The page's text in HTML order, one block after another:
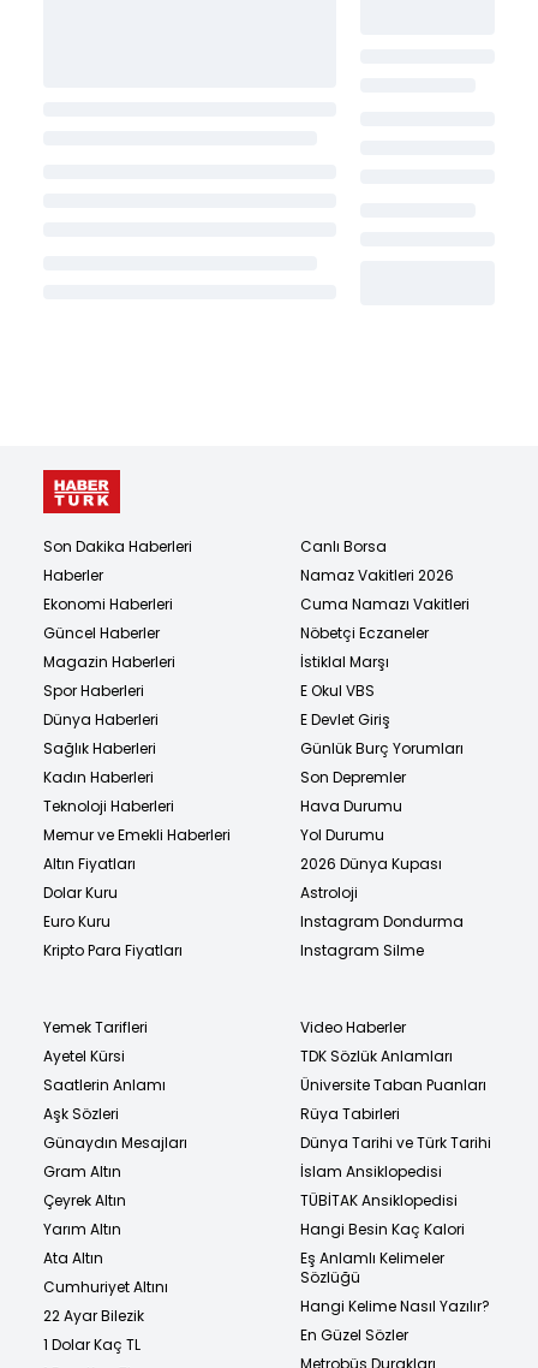
Son Dakika Haberleri
Haberler
Ekonomi Haberleri
Güncel Haberler
Magazin Haberleri
Spor Haberleri
Dünya Haberleri
Sağlık Haberleri
Kadın Haberleri
Teknoloji Haberleri
Memur ve Emekli Haberleri
Altın Fiyatları
Dolar Kuru
Euro Kuru
Kripto Para Fiyatları
Canlı Borsa
Namaz Vakitleri 2026
Cuma Namazı Vakitleri
Nöbetçi Eczaneler
İstiklal Marşı
E Okul VBS
E Devlet Giriş
Günlük Burç Yorumları
Son Depremler
Hava Durumu
Yol Durumu
2026 Dünya Kupası
Astroloji
Instagram Dondurma
Instagram Silme
Yemek Tarifleri
Ayetel Kürsi
Saatlerin Anlamı
Aşk Sözleri
Günaydın Mesajları
Gram Altın
Çeyrek Altın
Yarım Altın
Ata Altın
Cumhuriyet Altını
22 Ayar Bilezik
1 Dolar Kaç TL
Video Haberler
TDK Sözlük Anlamları
Üniversite Taban Puanları
Rüya Tabirleri
Dünya Tarihi ve Türk Tarihi
İslam Ansiklopedisi
TÜBİTAK Ansiklopedisi
Hangi Besin Kaç Kalori
Eş Anlamlı Kelimeler
Sözlüğü
Hangi Kelime Nasıl Yazılır?
En Güzel Sözler